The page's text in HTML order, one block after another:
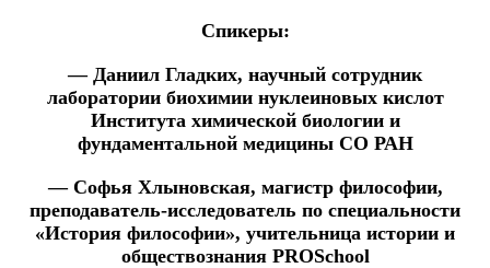
Спикеры:
— Даниил Гладких, научный сотрудник
лаборатории биохимии нуклеиновых кислот
Института химической биологии и
фундаментальной медицины СО РАН
— Софья Хлыновская, магистр философии,
преподаватель-исследователь по специальности
«История философии», учительница истории и
обществознания PROSchool